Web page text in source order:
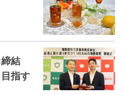
締結
指す